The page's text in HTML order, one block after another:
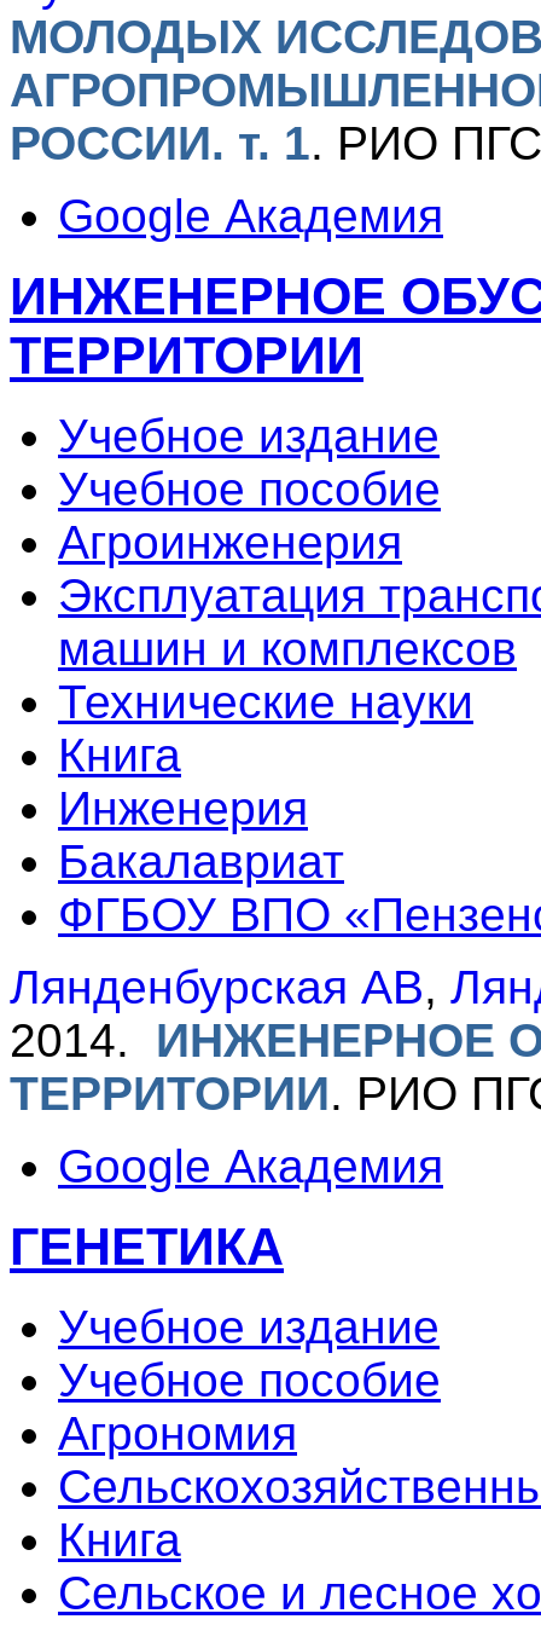
МОЛОДЫХ
РОССИИ. т. 1. РИО
Google Академия
ИНЖЕНЕРНОЕ
ТЕРРИТОРИИ
Учебное издание
Учебное пособие
Агроинженерия
Эксплуатация
машин и комплексов
Технические науки
Книга
Инженерия
Бакалавриат
ФГБОУ ВПО
Лянденбурская АВ,
2014. ИНЖЕНЕРНОЕ
ТЕРРИТОРИИ. РИО
Google Академия
ГЕНЕТИКА
Учебное издание
Учебное пособие
Агрономия
Книга
Сельское и лесное